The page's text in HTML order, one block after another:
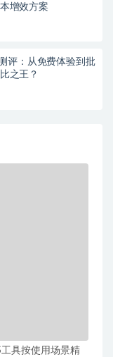
增效方案
评：从免费体验到批
之王？
具按使用场景精